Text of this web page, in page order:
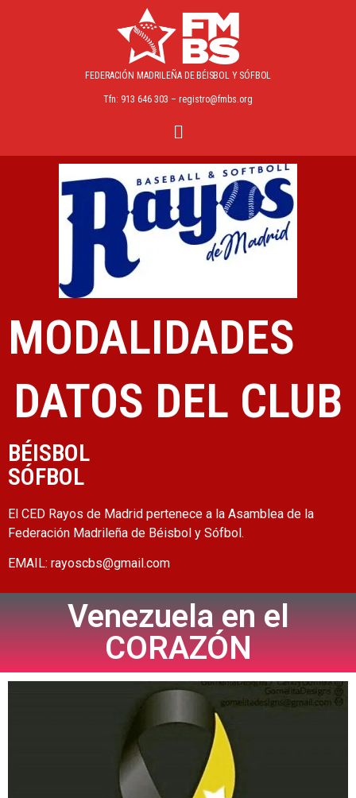
FEDERACIÓN MADRILEÑA DE BÉISBOL Y SÓFBOL
Tfn: 913 646 303 – registro@fmbs.org
MODALIDADES
DATOS DEL CLUB
BÉISBOL
SÓFBOL
El CED Rayos de Madrid pertenece a la Asamblea de la
Federación Madrileña de Béisbol y Sófbol.
EMAIL: rayoscbs@gmail.com
Venezuela en el
CORAZÓN